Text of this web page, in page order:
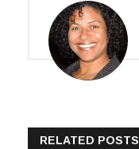
RELATED POSTS